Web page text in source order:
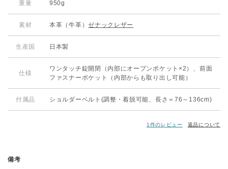
重量 950g
素材 本革（牛革）ゼナックレザー
生産国 日本製
仕様
ワンタッチ錠開閉（内部にオープンポケット×2）、前面
ファスナーポケット（内部からも取り出し可能）
付属品 ショルダーベルト(調整・着脱可能、長さ＝76～136cm)
1件のレビュー 返品について
備考